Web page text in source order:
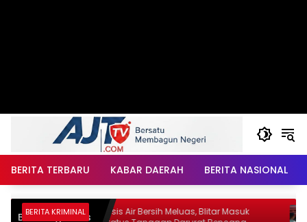
BERITA TERBARU KABAR DAERAH BERITA NASIONAL
Breaking NewsKrisis Air Bersih Meluas, Blitar Masuk
BERITA KRIMINAL